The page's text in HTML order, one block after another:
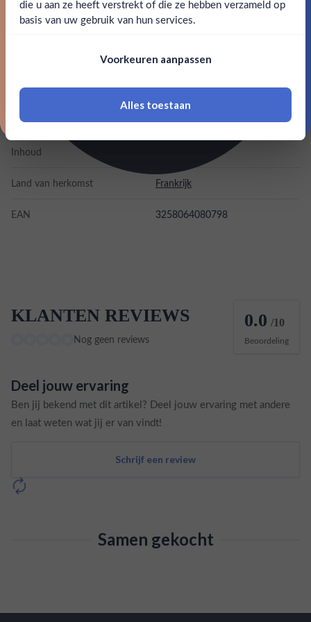
Ja Nee
18 jaar of ouder zijn
Alcohol 12.50%
Sulfiten
Merk Krug
Kleurstoffen
Inhoud
Land van herkomst Frankrijk
EAN 3258064080798
KLANTEN REVIEWS
Nog geen reviews
0.0 /10
Beoordeling
Deel jouw ervaring
Ben jij bekend met dit artikel? Deel jouw ervaring met andere
en laat weten wat jij er van vindt!
Schrijf een review
Samen gekocht
die u aan ze heeft verstrekt of die ze hebben verzameld op
basis van uw gebruik van hun services.
Voorkeuren aanpassen
Alles toestaan